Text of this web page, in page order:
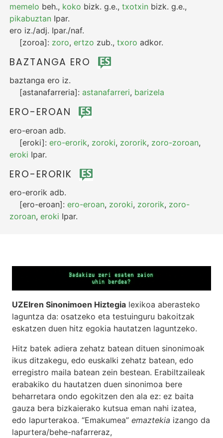
memelo beh., koko bizk. g.e.,txotxin bizk. g.e.,
pikabuztan Ipar.
ero iz./adj. Ipar./naf.
[zoroa]: zoro,ertzo zub.,txoro adkor.
BAZTANGA ERO
baztanga ero iz.
[astanafarreria]:astanafarreri, barizela
ERO-EROAN
ero-eroan adb.
[eroki]:ero-erorik, zoroki, zororik, zoro-zoroan,
eroki Ipar.
ERO-ERORIK
ero-erorik adb.
[ero-eroan]:ero-eroan, zoroki, zororik, zoro-
zoroan,eroki Ipar.
UZEIren Sinonimoen Hiztegia lexikoa aberasteko
laguntza da: osatzeko eta testuinguru bakoitzak
eskatzen duen hitz egokia hautatzen laguntzeko.
Hitz batek adiera zehatz batean dituen sinonimoak
ikus ditzakegu, edo euskalki zehatz batean, edo
erregistro maila batean zein bestean. Erabiltzaileak
erabakiko du hautatzen duen sinonimoa bere
beharretara ondo egokitzen den ala ez: ez baita
gauza bera bizkaierako kutsua eman nahi izatea,
edo lapurterakoa. “Emakumea” emaztekia izango da
lapurtera/behe-nafarreraz,